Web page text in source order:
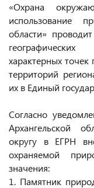
«Охрана
использование
области»
характерных
территорий
их в Единый
Согласно
Архангельской
округу в ЕГРН
охраняемой
значения:
1. Памятник